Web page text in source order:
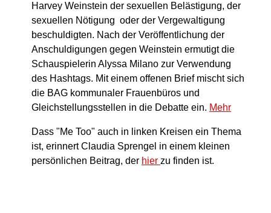
Harvey Weinstein der sexuellen Belästigung, der
sexuellen Nötigung oder der Vergewaltigung
beschuldigten. Nach der Veröffentlichung der
Anschuldigungen gegen Weinstein ermutigt die
Schauspielerin Alyssa Milano zur Verwendung
des Hashtags. Mit einem offenen Brief mischt sich
die BAG kommunaler Frauenbüros und
Gleichstellungsstellen in die Debatte ein. Mehr
Dass "Me Too" auch in linken Kreisen ein Thema
ist, erinnert Claudia Sprengel in einem kleinen
persönlichen Beitrag, der hier zu finden ist.